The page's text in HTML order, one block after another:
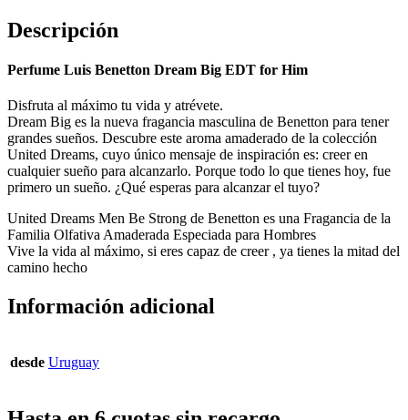
Descripción
Perfume Luis Benetton Dream Big EDT for Him
Disfruta al máximo tu vida y atrévete.
Dream Big es la nueva fragancia masculina de Benetton para tener
grandes sueños. Descubre este aroma amaderado de la colección
United Dreams, cuyo único mensaje de inspiración es: creer en
cualquier sueño para alcanzarlo. Porque todo lo que tienes hoy, fue
primero un sueño. ¿Qué esperas para alcanzar el tuyo?
United Dreams Men Be Strong de Benetton es una Fragancia de la
Familia Olfativa Amaderada Especiada para Hombres
Vive la vida al máximo, si eres capaz de creer , ya tienes la mitad del
camino hecho
Información adicional
desde Uruguay